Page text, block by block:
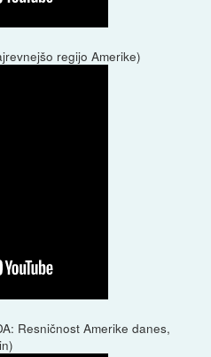
regijo Amerike)
Resničnost Amerike danes,